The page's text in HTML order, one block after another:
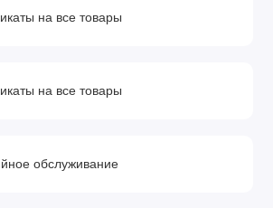
на все товары
на все товары
обслуживание